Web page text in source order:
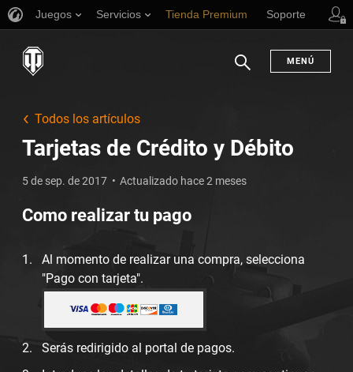
Juegos Servicios Tienda Premium Soporte
MENÚ
Todos los artículos
Tarjetas de Crédito y Débito
5 de sep. de 2017 Actualizado hace 2 meses
Como realizar tu pago
Al momento de realizar una compra, selecciona
"Pago con tarjeta".
Serás redirigido al portal de pagos.